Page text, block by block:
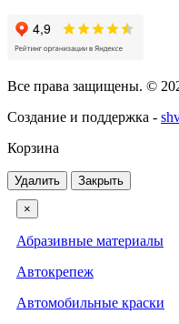
Все права защищены. ©
Создание и поддержка -
Корзина
Удалить Закрыть
×
Абразивные материалы
Автокрепеж
Автомобильные краски